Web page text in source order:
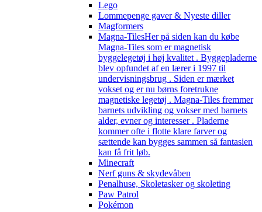
Lego
Lommepenge gaver & Nyeste diller
Magformers
Magna-TilesHer på siden kan du købe
Magna-Tiles som er magnetisk
byggelegetøj i høj kvalitet . Byggepladerne
blev opfundet af en lærer i 1997 til
undervisningsbrug . Siden er mærket
vokset og er nu børns foretrukne
magnetiske legetøj . Magna-Tiles fremmer
barnets udvikling og vokser med barnets
alder, evner og interesser . Pladerne
kommer ofte i flotte klare farver og
sættende kan bygges sammen så fantasien
kan få frit løb.
Minecraft
Nerf guns & skydevåben
Penalhuse, Skoletasker og skoleting
Paw Patrol
Pokémon